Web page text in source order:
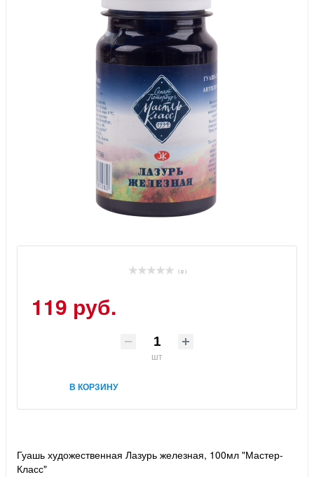
( 0 )
119 руб.
шт
В КОРЗИНУ
Гуашь художественная Лазурь железная, 100мл "Мастер-
Класс"